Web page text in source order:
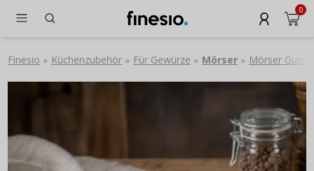
0
Finesio » Küchenzubehör » Für Gewürze » Mörser » Mörser